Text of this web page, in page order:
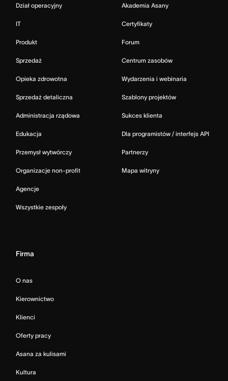
Dział operacyjny
IT
Produkt
Sprzedaż
Opieka zdrowotna
Sprzedaż detaliczna
Administracja rządowa
Edukacja
Przemysł wytwórczy
Organizacje non-profit
Agencje
Wszystkie zespoły
Akademia Asany
Certyfikaty
Forum
Centrum zasobów
Wydarzenia i webinaria
Szablony projektów
Sukces klienta
Dla programistów / interfejs API
Partnerzy
Mapa witryny
Firma
O nas
Kierownictwo
Klienci
Oferty pracy
Asana za kulisami
Kultura